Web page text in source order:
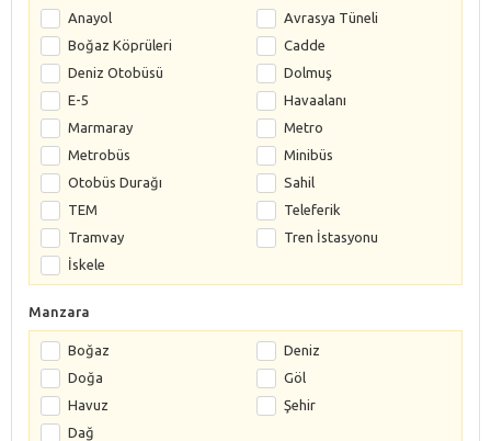
Anayol
Avrasya Tüneli
Boğaz Köprüleri
Cadde
Deniz Otobüsü
Dolmuş
E-5
Havaalanı
Marmaray
Metro
Metrobüs
Minibüs
Otobüs Durağı
Sahil
TEM
Teleferik
Tramvay
Tren İstasyonu
İskele
Manzara
Boğaz
Deniz
Doğa
Göl
Havuz
Şehir
Dağ